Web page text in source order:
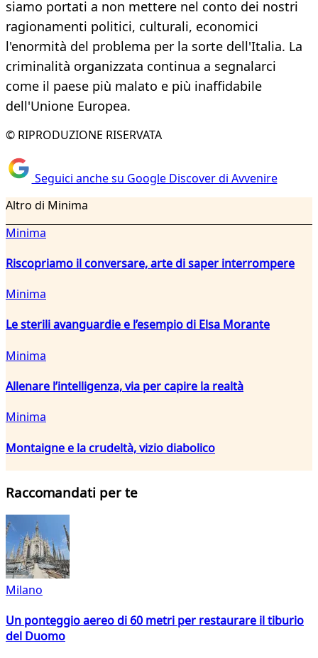
siamo portati a non mettere nel conto dei nostri
ragionamenti politici, culturali, economici
l'enormità del problema per la sorte dell'Italia. La
criminalità organizzata continua a segnalarci
come il paese più malato e più inaffidabile
dell'Unione Europea.
© RIPRODUZIONE RISERVATA
Seguici anche su Google Discover di Avvenire
Altro di Minima
Minima
Riscopriamo il conversare, arte di saper interrompere
Minima
Le sterili avanguardie e l’esempio di Elsa Morante
Minima
Allenare l’intelligenza, via per capire la realtà
Minima
Montaigne e la crudeltà, vizio diabolico
Raccomandati per te
Milano
Un ponteggio aereo di 60 metri per restaurare il tiburio
del Duomo